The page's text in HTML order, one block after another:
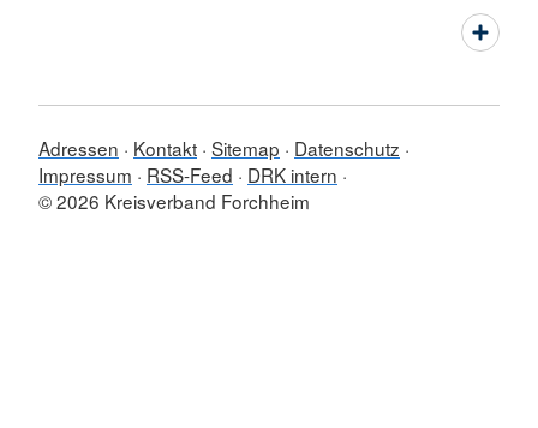
Adressen Kontakt Sitemap
Datenschutz
Impressum
RSS-Feed
DRK intern
© 2026 Kreisverband Forchheim